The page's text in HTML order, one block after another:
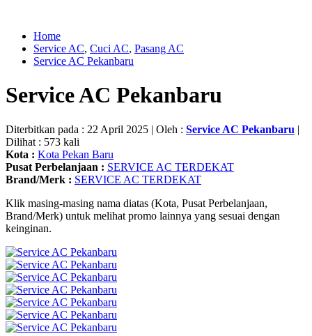
Home
Service AC, Cuci AC, Pasang AC
Service AC Pekanbaru
Service AC Pekanbaru
Diterbitkan pada : 22 April 2025 | Oleh : Service AC Pekanbaru |
Dilihat : 573 kali
Kota : Kota Pekan Baru
Pusat Perbelanjaan : SERVICE AC TERDEKAT
Brand/Merk : SERVICE AC TERDEKAT
Klik masing-masing nama diatas (Kota, Pusat Perbelanjaan,
Brand/Merk) untuk melihat promo lainnya yang sesuai dengan
keinginan.